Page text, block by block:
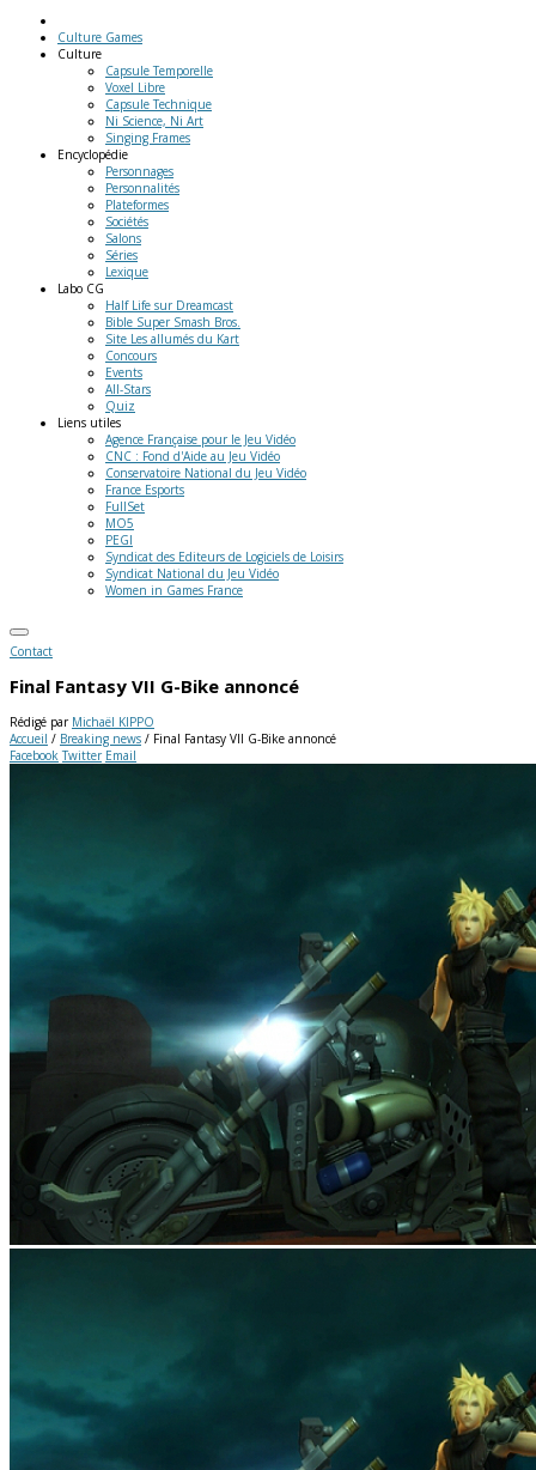
Culture Games
Culture
Capsule Temporelle
Voxel Libre
Capsule Technique
Ni Science, Ni Art
Singing Frames
Encyclopédie
Personnages
Personnalités
Plateformes
Sociétés
Salons
Séries
Lexique
Labo CG
Half Life sur Dreamcast
Bible Super Smash Bros.
Site Les allumés du Kart
Concours
Events
All-Stars
Quiz
Liens utiles
Agence Française pour le Jeu Vidéo
CNC : Fond d'Aide au Jeu Vidéo
Conservatoire National du Jeu Vidéo
France Esports
FullSet
MO5
PEGI
Syndicat des Editeurs de Logiciels de Loisirs
Syndicat National du Jeu Vidéo
Women in Games France
Contact
Final Fantasy VII G-Bike annoncé
Rédigé par Michaël KIPPO
Accueil / Breaking news / Final Fantasy VII G-Bike annoncé
Facebook Twitter Email